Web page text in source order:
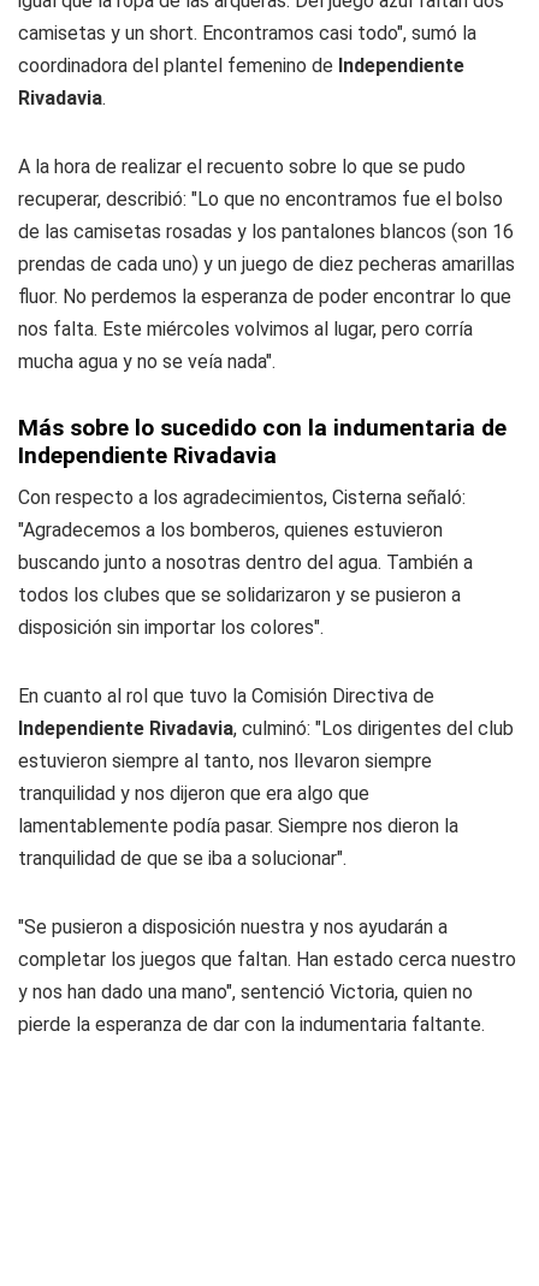
camisetas y un short. Encontramos casi todo", sumó la
coordinadora del plantel femenino de Independiente
Rivadavia.
A la hora de realizar el recuento sobre lo que se pudo
recuperar, describió: "Lo que no encontramos fue el bolso
de las camisetas rosadas y los pantalones blancos (son 16
prendas de cada uno) y un juego de diez pecheras amarillas
fluor. No perdemos la esperanza de poder encontrar lo que
nos falta. Este miércoles volvimos al lugar, pero corría
mucha agua y no se veía nada".
Más sobre lo sucedido con la indumentaria de
Independiente Rivadavia
Con respecto a los agradecimientos, Cisterna señaló:
"Agradecemos a los bomberos, quienes estuvieron
buscando junto a nosotras dentro del agua. También a
todos los clubes que se solidarizaron y se pusieron a
disposición sin importar los colores".
En cuanto al rol que tuvo la Comisión Directiva de
Independiente Rivadavia, culminó: "Los dirigentes del club
estuvieron siempre al tanto, nos llevaron siempre
tranquilidad y nos dijeron que era algo que
lamentablemente podía pasar. Siempre nos dieron la
tranquilidad de que se iba a solucionar".
"Se pusieron a disposición nuestra y nos ayudarán a
completar los juegos que faltan. Han estado cerca nuestro
y nos han dado una mano", sentenció Victoria, quien no
pierde la esperanza de dar con la indumentaria faltante.